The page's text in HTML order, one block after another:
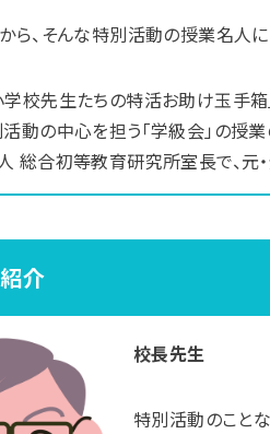
から、そんな特別活動の授業名人
校先生たちの特活お助け玉手箱
動の中心を担う「学級会」の授
総合初等教育研究所室長で、元
介
校長先生
特別活動のことな